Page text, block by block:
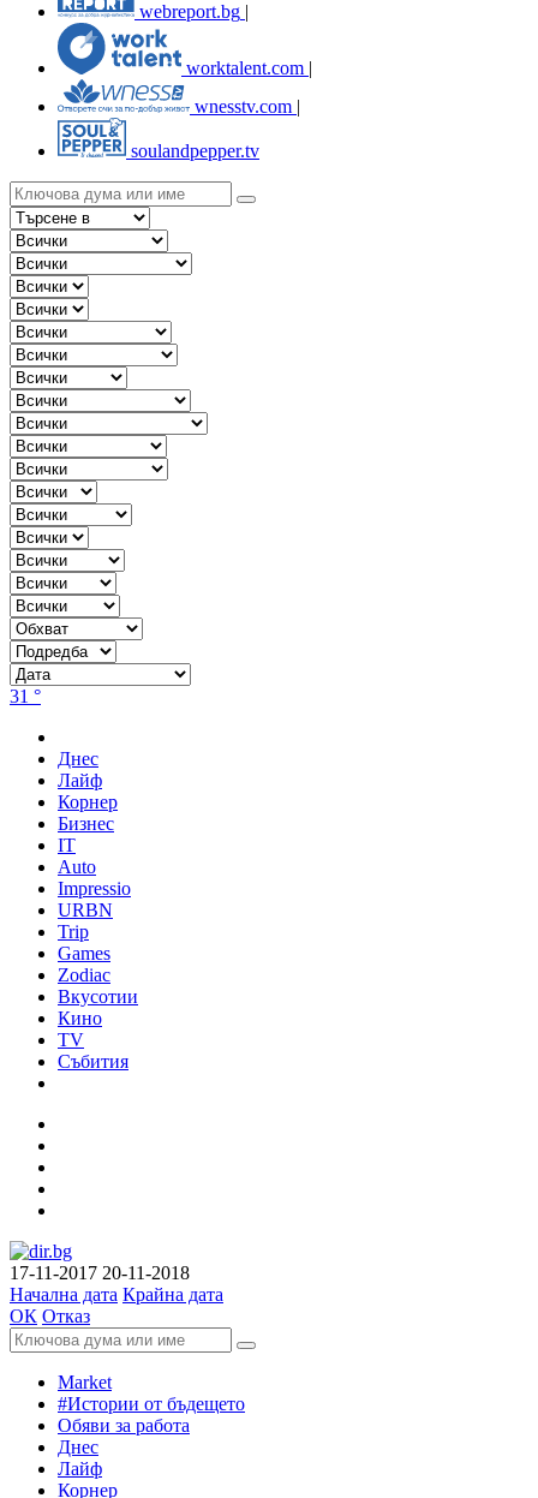
webreport.bg
worktalent.com |
wnesstv.com |
soulandpepper.tv
31 °
Днес
Лайф
Корнер
Бизнес
IT
Auto
Impressio
URBN
Trip
Games
Zodiac
Вкусотии
Кино
TV
Събития
17-11-2017 20-11-2018
Начална дата Крайна дата
ОК Отказ
Market
#Истории от бъдещето
Обяви за работа
Днес
Лайф
Корнер